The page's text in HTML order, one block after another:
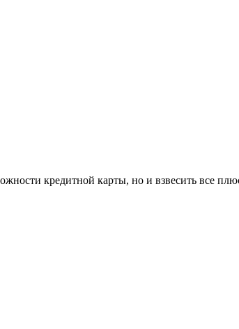
кредитной карты, но и взвесить все